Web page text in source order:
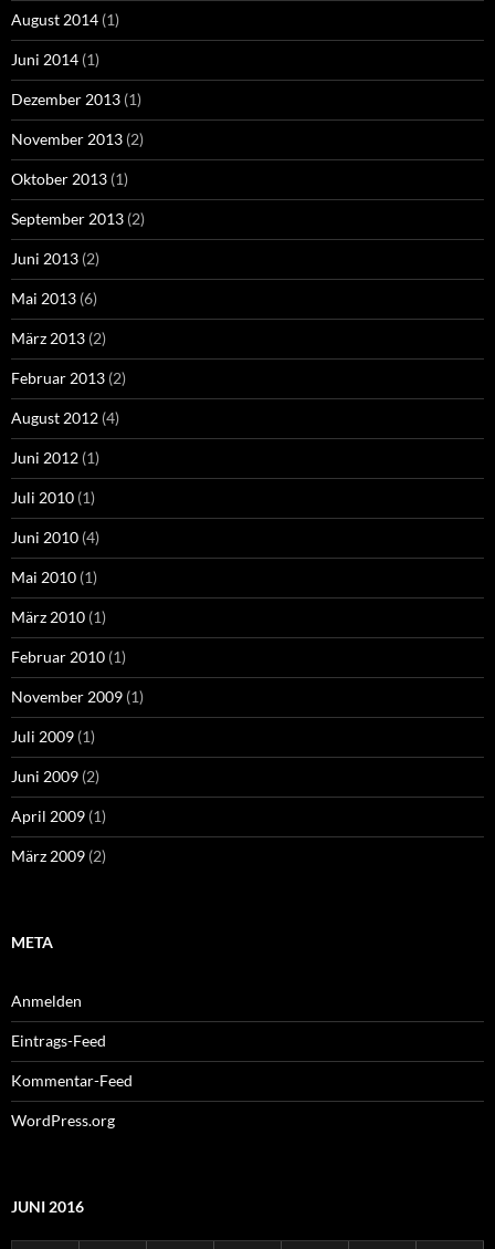
August 2014 (1)
Juni 2014 (1)
Dezember 2013 (1)
November 2013 (2)
Oktober 2013 (1)
September 2013 (2)
Juni 2013 (2)
Mai 2013 (6)
März 2013 (2)
Februar 2013 (2)
August 2012 (4)
Juni 2012 (1)
Juli 2010 (1)
Juni 2010 (4)
Mai 2010 (1)
März 2010 (1)
Februar 2010 (1)
November 2009 (1)
Juli 2009 (1)
Juni 2009 (2)
April 2009 (1)
März 2009 (2)
META
Anmelden
Eintrags-Feed
Kommentar-Feed
WordPress.org
JUNI 2016